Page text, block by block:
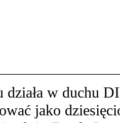
działa w duchu
jako